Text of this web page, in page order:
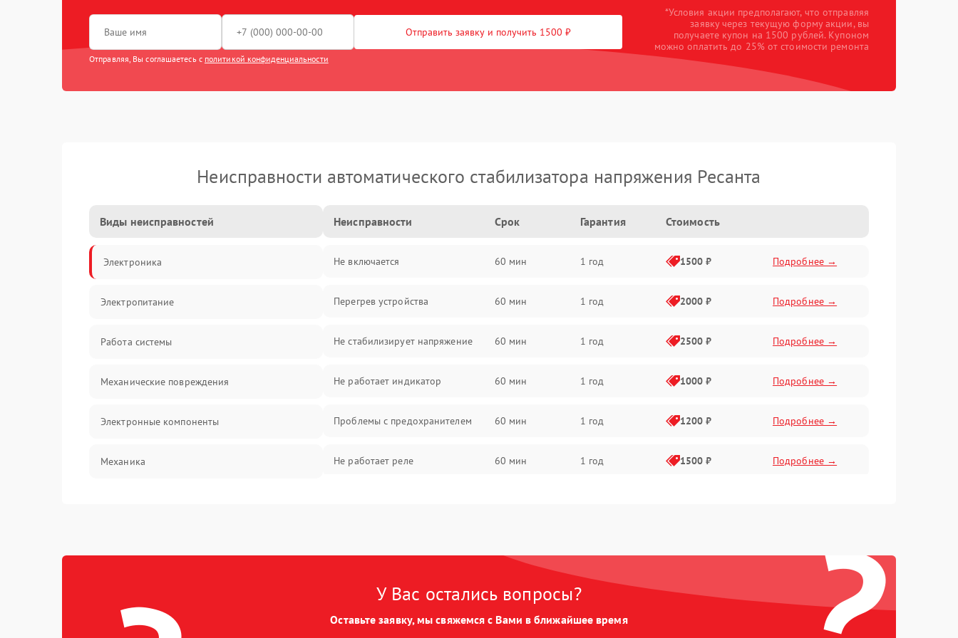
Отправить заявку и получить 1500 ₽
Отправляя, Вы соглашаетесь с политикой конфиденциальности
*Условия акции предполагают, что отправляя
заявку через текущую форму акции, вы
получаете купон на 1500 рублей. Купоном
можно оплатить до 25% от стоимости ремонта
Неисправности автоматического стабилизатора напряжения Ресанта
Виды неисправностей
Электроника
Электропитание
Работа системы
Механические повреждения
Электронные компоненты
Механика
Неисправности Срок Гарантия Стоимость
Не включается 60 мин 1 год 1500 ₽ Подробнее →
Перегрев устройства 60 мин 1 год 2000 ₽ Подробнее →
Не стабилизирует напряжение 60 мин 1 год 2500 ₽ Подробнее →
Не работает индикатор 60 мин 1 год 1000 ₽ Подробнее →
Проблемы с предохранителем 60 мин 1 год 1200 ₽ Подробнее →
Не работает реле 60 мин 1 год 1500 ₽ Подробнее →
Не работает выходное
напряжение
60 мин 1 год 2000 ₽
У Вас остались вопросы?
Оставьте заявку, мы свяжемся с Вами в ближайшее время